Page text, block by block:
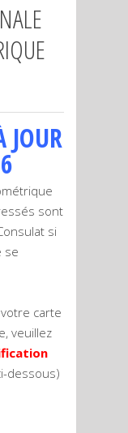
JOUR
sont
si
se
carte
veuillez
dessous)